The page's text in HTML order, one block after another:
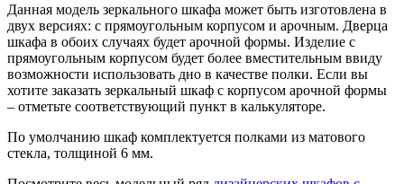
Данная модель зеркального шкафа может быть изготовлена в
двух версиях: с прямоугольным корпусом и арочным. Дверца
шкафа в обоих случаях будет арочной формы. Изделие с
прямоугольным корпусом будет более вместительным ввиду
возможности использовать дно в качестве полки. Если вы
хотите заказать зеркальный шкаф с корпусом арочной формы
– отметьте соответствующий пункт в калькуляторе.
По умолчанию шкаф комплектуется полками из матового
стекла, толщиной 6 мм.